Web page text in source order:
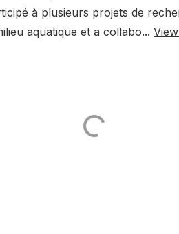
à plusieurs projets de
aquatique et a collabo...